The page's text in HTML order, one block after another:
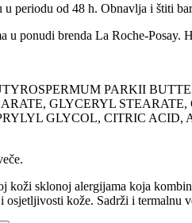
periodu od 48 h. Obnavlja i štiti
ponudi brenda La Roche-Posay.
PARKII
GLYCERYL
GLYCOL, CITRIC
koži sklonoj alergijama koja
kože. Sadrži i